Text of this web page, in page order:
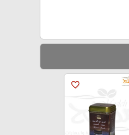
favorite_border